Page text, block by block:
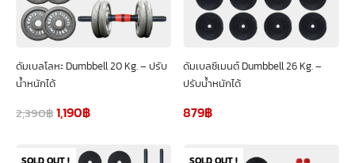
ดัมเบลโลหะ Dumbbell 20 Kg. – ปรับ
น้ำหนักได้
2,390฿1,190฿
ดัมเบลซีเมนต์ Dumbbell 26 Kg. –
ปรับน้ำหนักได้
879฿